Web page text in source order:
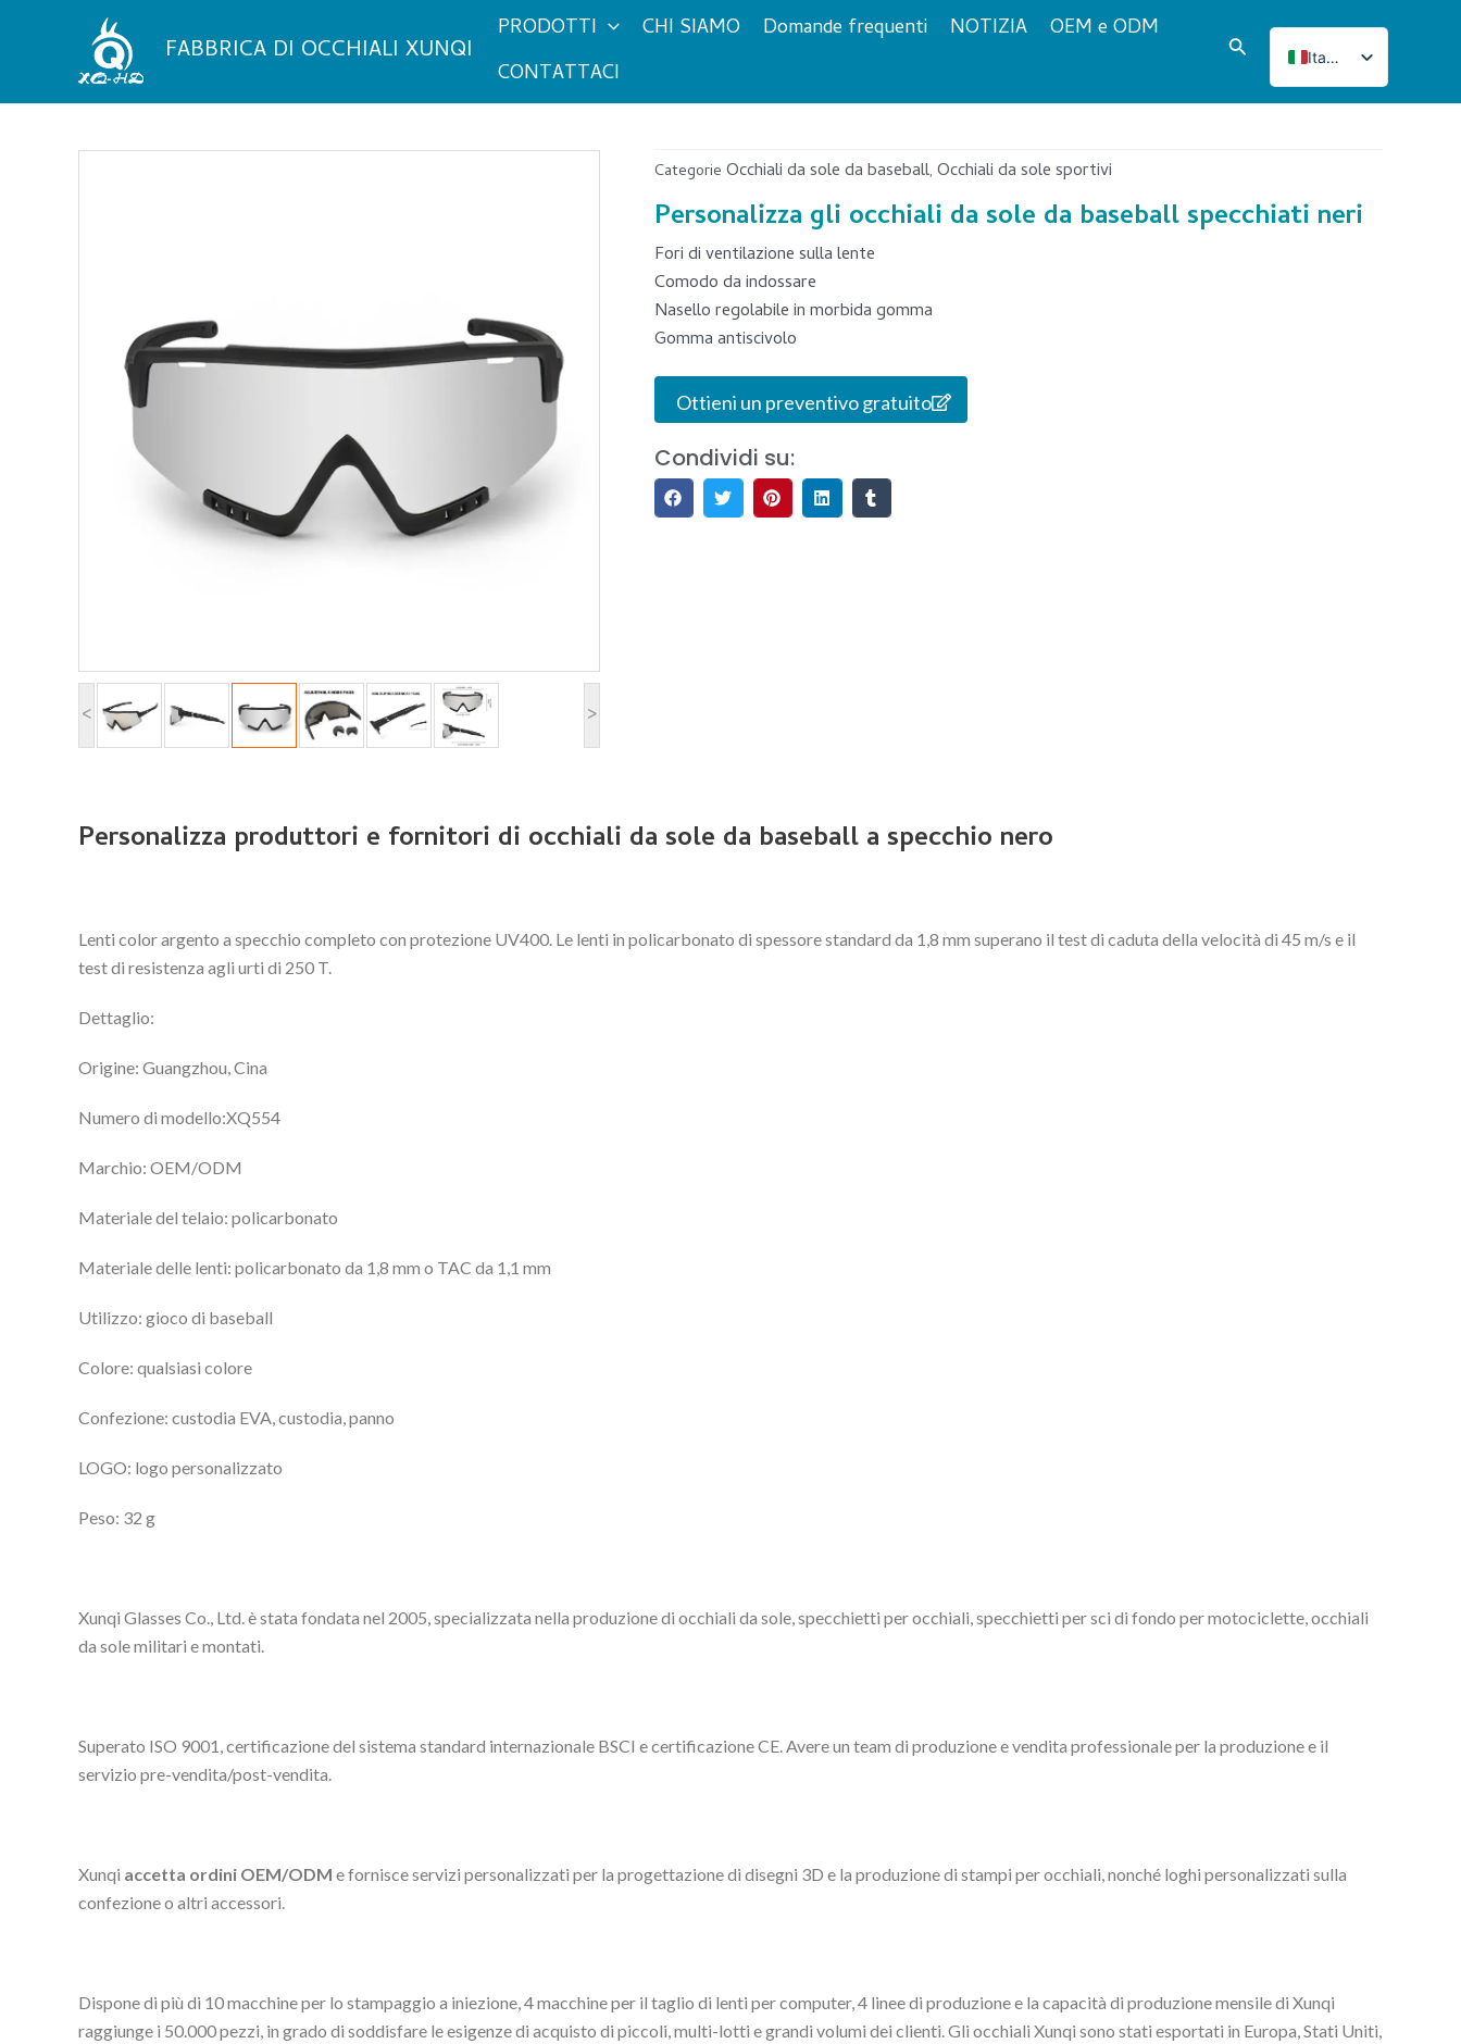
contenuto FABBRICA DI OCCHIALI XUNQI
PRODOTTI CHI SIAMO Domande frequenti NOTIZIA
OEM e ODM
CONTATTACI
Cerca
Italian
English
Korean
< >
Categorie Occhiali da sole da baseball, Occhiali da sole sportivi
Personalizza gli occhiali da sole da baseball specchiati neri
Fori di ventilazione sulla lente
Comodo da indossare
Nasello regolabile in morbida gomma
Gomma antiscivolo
Ottieni un preventivo gratuito
Condividi su:
Personalizza produttori e fornitori di occhiali da sole da baseball a specchio nero
Lenti color argento a specchio completo con protezione UV400. Le lenti in policarbonato di spessore standard da 1,8 mm superano il test di caduta della velocità di 45 m/s e il
test di resistenza agli urti di 250 T.
Dettaglio:
Origine: Guangzhou, Cina
Numero di modello:XQ554
Marchio: OEM/ODM
Materiale del telaio: policarbonato
Materiale delle lenti: policarbonato da 1,8 mm o TAC da 1,1 mm
Utilizzo: gioco di baseball
Colore: qualsiasi colore
Confezione: custodia EVA, custodia, panno
LOGO: logo personalizzato
Peso: 32 g
Xunqi Glasses Co., Ltd. è stata fondata nel 2005, specializzata nella produzione di occhiali da sole, specchietti per occhiali, specchietti per sci di fondo per motociclette, occhiali
da sole militari e montati.
Superato ISO 9001, certificazione del sistema standard internazionale BSCI e certificazione CE. Avere un team di produzione e vendita professionale per la produzione e il
servizio pre-vendita/post-vendita.
Xunqi accetta ordini OEM/ODM e fornisce servizi personalizzati per la progettazione di disegni 3D e la produzione di stampi per occhiali, nonché loghi personalizzati sulla
confezione o altri accessori.
Dispone di più di 10 macchine per lo stampaggio a iniezione, 4 macchine per il taglio di lenti per computer, 4 linee di produzione e la capacità di produzione mensile di Xunqi
raggiunge i 50.000 pezzi, in grado di soddisfare le esigenze di acquisto di piccoli, multi-lotti e grandi volumi dei clienti. Gli occhiali Xunqi sono stati esportati in Europa, Stati Uniti,